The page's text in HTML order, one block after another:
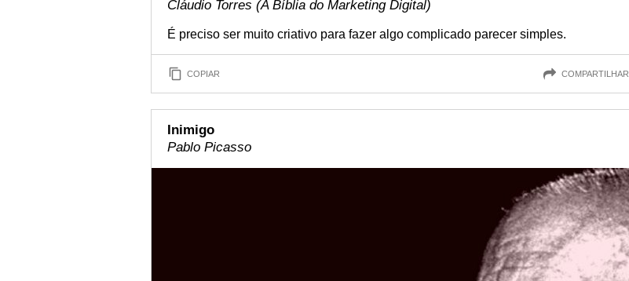
Cláudio Torres (A Bíblia do Marketing Digital)
É preciso ser muito criativo para fazer algo complicado parecer simples.
COPIAR COMPARTILHAR
Inimigo
Pablo Picasso